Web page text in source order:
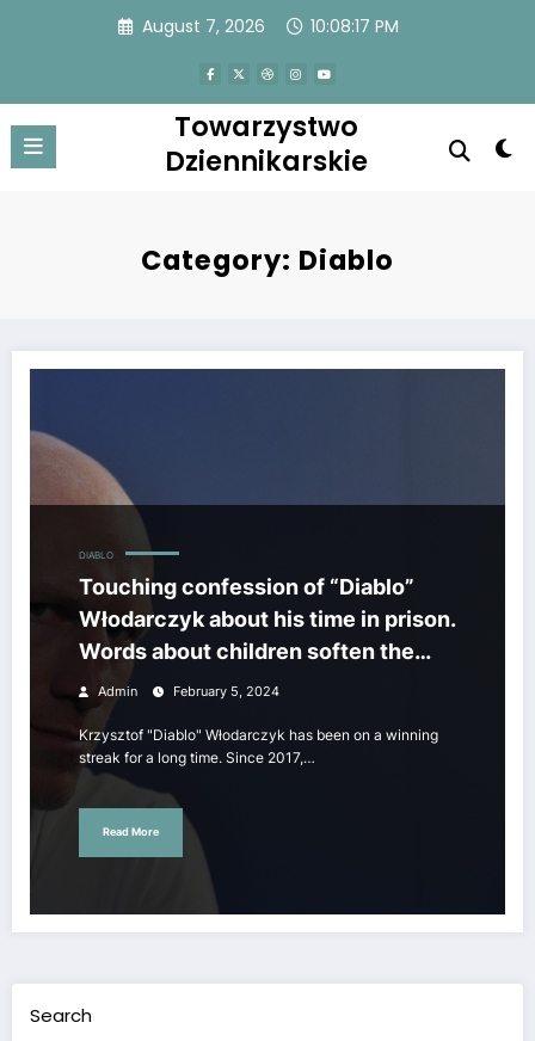
August 7, 2026 10:08:18 PM
Towarzystwo
Dziennikarskie
Category: Diablo
DIABLO
Touching confession of “Diablo”
Włodarczyk about his time in prison.
Words about children soften the
toughest ones
Admin February 5, 2024
Krzysztof "Diablo" Włodarczyk has been on a winning
streak for a long time. Since 2017,…
Read More
Search